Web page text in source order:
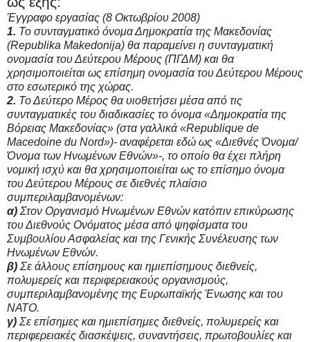
Έγγραφο εργασίας (8 Οκτωβρίου 2008)
1. Το συνταγματικό όνομα Δημοκρατία της Μακεδονίας
(Republika Μakedonija) θα παραμείνει η συνταγματική
ονομασία του Δεύτερου Μέρους (ΠΓΔΜ) και θα
χρησιμοποιείται ως επίσημη ονομασία του Δεύτερου Μέρους
στο εσωτερικό της χώρας.
2. Το Δεύτερο Μέρος θα υιοθετήσει μέσα από τις
συνταγματικές του διαδικασίες το όνομα «Δημοκρατία της
Βόρειας Μακεδονίας» (στα γαλλικά «Republique de
Μacedoine du Νord»)- αναφέρεται εδώ ως «Διεθνές Όνομα/
Όνομα των Ηνωμένων Εθνών»-, το οποίο θα έχει πλήρη
νομική ισχύ και θα χρησιμοποιείται ως το επίσημο όνομα
του Δεύτερου Μέρους σε διεθνές πλαίσιο
συμπεριλαμβανομένων:
α) Στον Οργανισμό Ηνωμένων Εθνών κατόπιν επικύρωσης
του Διεθνούς Ονόματος μέσα από ψηφίσματα του
Συμβουλίου Ασφαλείας και της Γενικής Συνέλευσης των
Ηνωμένων Εθνών.
β) Σε άλλους επίσημους και ημιεπίσημους διεθνείς,
πολυμερείς και περιφερειακούς οργανισμούς,
συμπεριλαμβανομένης της Ευρωπαϊκής Ένωσης και του
ΝΑΤΟ.
γ) Σε επίσημες και ημιεπίσημες διεθνείς, πολυμερείς και
περιφερειακές διασκέψεις, συναντήσεις, πρωτοβουλίες και